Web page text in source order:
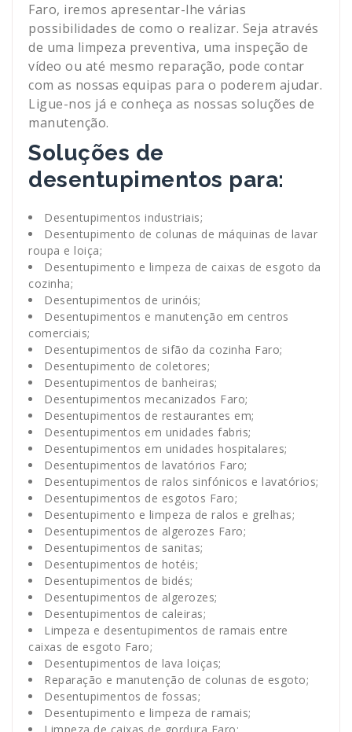
Faro, iremos apresentar-lhe várias
possibilidades de como o realizar. Seja através
de uma limpeza preventiva, uma inspeção de
vídeo ou até mesmo reparação, pode contar
com as nossas equipas para o poderem ajudar.
Ligue-nos já e conheça as nossas soluções de
manutenção.
Soluções de
desentupimentos para:
Desentupimentos industriais;
Desentupimento de colunas de máquinas de lavar
roupa e loiça;
Desentupimento e limpeza de caixas de esgoto da
cozinha;
Desentupimentos de urinóis;
Desentupimentos e manutenção em centros
comerciais;
Desentupimentos de sifão da cozinha Faro;
Desentupimento de coletores;
Desentupimentos de banheiras;
Desentupimentos mecanizados Faro;
Desentupimentos de restaurantes em;
Desentupimentos em unidades fabris;
Desentupimentos em unidades hospitalares;
Desentupimentos de lavatórios Faro;
Desentupimentos de ralos sinfónicos e lavatórios;
Desentupimentos de esgotos Faro;
Desentupimento e limpeza de ralos e grelhas;
Desentupimentos de algerozes Faro;
Desentupimentos de sanitas;
Desentupimentos de hotéis;
Desentupimentos de bidés;
Desentupimentos de algerozes;
Desentupimentos de caleiras;
Limpeza e desentupimentos de ramais entre
caixas de esgoto Faro;
Desentupimentos de lava loiças;
Reparação e manutenção de colunas de esgoto;
Desentupimentos de fossas;
Desentupimento e limpeza de ramais;